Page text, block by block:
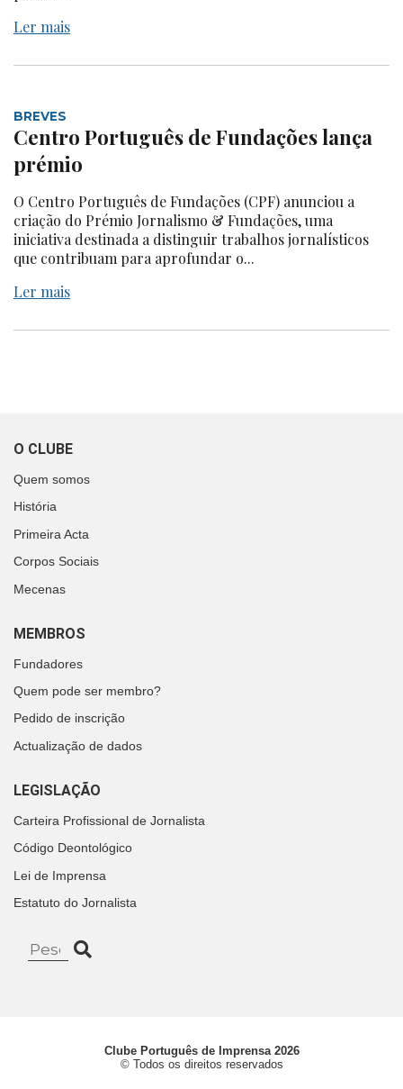
Ler mais
BREVES
Centro Português de Fundações lança
prémio
O Centro Português de Fundações (CPF) anunciou a
criação do Prémio Jornalismo & Fundações, uma
iniciativa destinada a distinguir trabalhos jornalísticos
que contribuam para aprofundar o...
Ler mais
O CLUBE
Quem somos
História
Primeira Acta
Corpos Sociais
Mecenas
MEMBROS
Fundadores
Quem pode ser membro?
Pedido de inscrição
Actualização de dados
LEGISLAÇÃO
Carteira Profissional de Jornalista
Código Deontológico
Lei de Imprensa
Estatuto do Jornalista
Clube Português de Imprensa 2026
© Todos os direitos reservados